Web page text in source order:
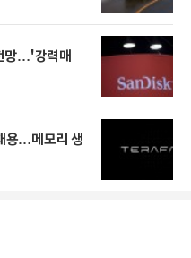
망…'강력매
용…메모리 생